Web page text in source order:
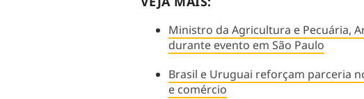
Ministro da Agricultura e Pecuária,
durante evento em São Paulo
Brasil e Uruguai reforçam parceria
e comércio